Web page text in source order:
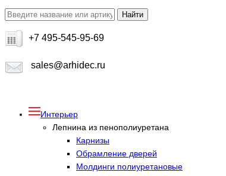
+7 495-545-95-69
sales@arhidec.ru
Интерьер
Лепнина из пенополиуретана
Карнизы
Обрамление дверей
Молдинги полиуретановые